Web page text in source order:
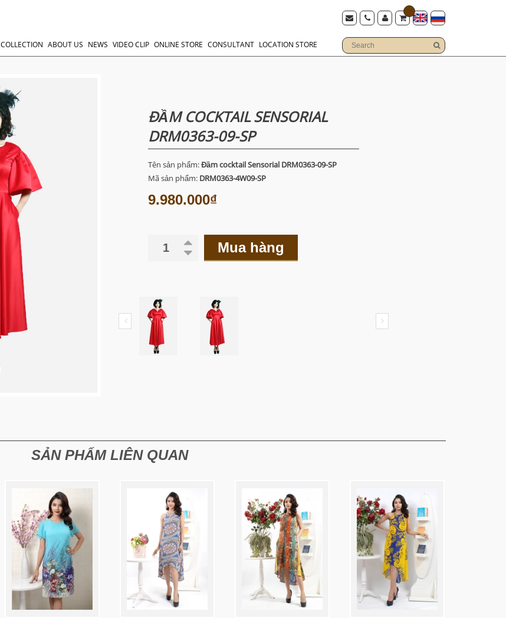
COLLECTION ABOUT US NEWS VIDEO CLIP ONLINE STORE CONSULTANT LOCATION STORE
ĐẦM COCKTAIL SENSORIAL
DRM0363-09-SP
Tên sản phẩm:Đầm cocktail Sensorial DRM0363-09-SP
Mã sản phẩm: DRM0363-4W09-SP
9.980.000₫
Mua hàng
SẢN PHẨM LIÊN QUAN